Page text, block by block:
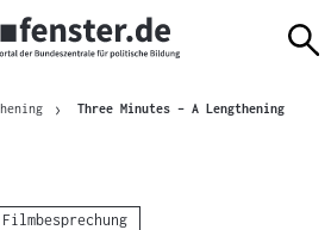
Three Minutes – A Lengthening
Kategorie:
Filmbesprechung